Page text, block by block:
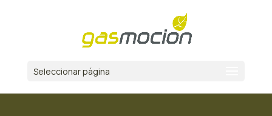
Seleccionar página